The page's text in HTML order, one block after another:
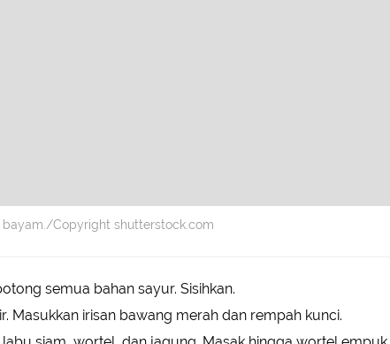
bayam./Copyright shutterstock.com
semua bahan sayur. Sisihkan.
Masukkan irisan bawang merah dan rempah kunci.